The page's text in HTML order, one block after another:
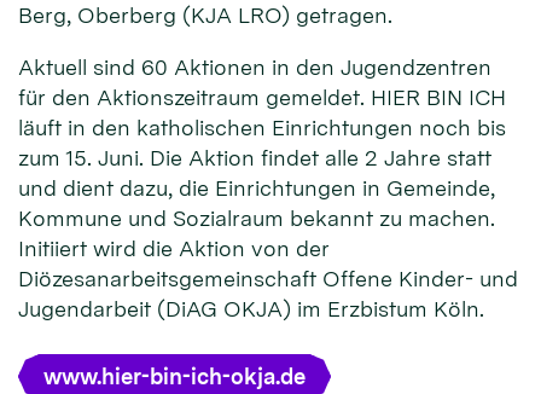
Berg, Oberberg (KJA LRO) getragen.
Aktuell sind 60 Aktionen in den Jugendzentren
für den Aktionszeitraum gemeldet. HIER BIN ICH
läuft in den katholischen Einrichtungen noch bis
zum 15. Juni. Die Aktion findet alle 2 Jahre statt
und dient dazu, die Einrichtungen in Gemeinde,
Kommune und Sozialraum bekannt zu machen.
Initiiert wird die Aktion von der
Diözesanarbeitsgemeinschaft Offene Kinder- und
Jugendarbeit (DiAG OKJA) im Erzbistum Köln.
www.hier-bin-ich-okja.de